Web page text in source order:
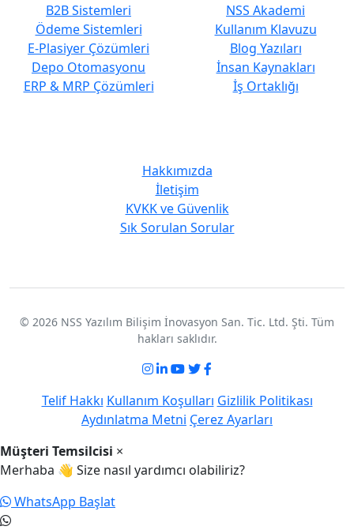
B2B Sistemleri
Ödeme Sistemleri
E-Plasiyer Çözümleri
Depo Otomasyonu
ERP & MRP Çözümleri
NSS Akademi
Kullanım Klavuzu
Blog Yazıları
İnsan Kaynakları
İş Ortaklığı
Hakkımızda
İletişim
KVKK ve Güvenlik
Sık Sorulan Sorular
© 2026 NSS Yazılım Bilişim İnovasyon San. Tic. Ltd. Şti. Tüm
hakları saklıdır.
Telif Hakkı Kullanım Koşulları Gizlilik Politikası
Aydınlatma Metni Çerez Ayarları
Müşteri Temsilcisi ×
Merhaba 👋 Size nasıl yardımcı olabiliriz?
WhatsApp Başlat